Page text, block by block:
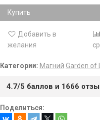
Купить
Добавить в
желания
Категории: Магний Garden of
4.7/5 баллов и 1666
Поделиться: